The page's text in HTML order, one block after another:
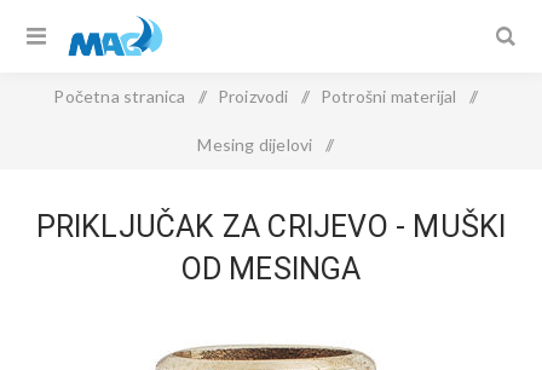
Početna stranica / Proizvodi / Potrošni materijal /
Mesing dijelovi /
PRIKLJUČAK ZA CRIJEVO - MUŠKI
OD MESINGA